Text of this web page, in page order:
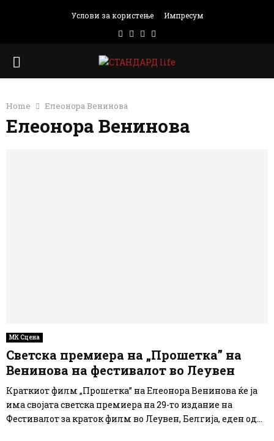
Услови за користење Импресум
Facebook
Instagram
Email
PRIMARY
Home Елеонора Венинова
Елеонора Венинова
МК Сцена
Светска премиера на „Прошетка” на
Венинова на фестивалот во Леувен
Краткиот филм „Прошетка” на Елеонора Венинова ќе ја
има својата светска премиера на 29-то издание на
Фестивалот за краток филм во Леувен, Белгија, еден од...